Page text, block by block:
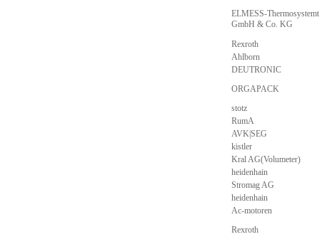
ELMESS-
GmbH & Co. KG
Rexroth
Ahlborn
DEUTRONIC
ORGAPACK
stotz
RumA
AVK|SEG
kistler
Kral AG(Volumeter)
heidenhain
Stromag AG
heidenhain
Ac-motoren
Rexroth